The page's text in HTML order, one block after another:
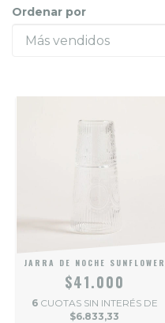
Ordenar por
JARRA DE NOCHE SUNFLOWER
$41.000
6 CUOTAS SIN INTERÉS DE
$6.833,33